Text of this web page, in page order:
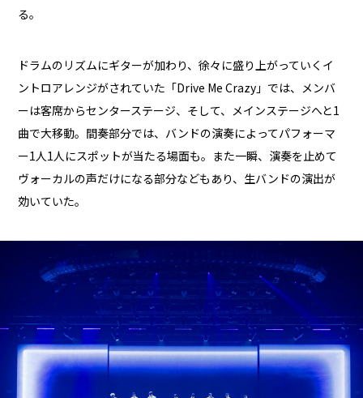
る。
ドラムのリズムにギターが加わり、徐々に盛り上がっていくイ
ントロアレンジがされていた「Drive Me Crazy」では、メンバ
ーは客席からセンターステージ、そして、メインステージへと1
曲で大移動。間奏部分では、バンドの演奏によってパフォーマ
ー1人1人にスポットが当たる場面も。また一瞬、演奏を止めて
ヴォーカルの声だけになる部分などもあり、生バンドの演出が
効いていた。